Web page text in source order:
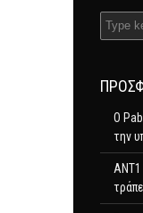
Ο
την
ΑΝΤ1